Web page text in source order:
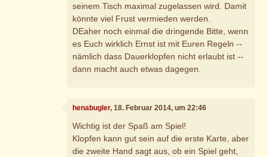
seinem Tisch maximal zugelassen wird. Damit
könnte viel Frust vermieden werden.
DEaher noch einmal die dringende Bitte, wenn
es Euch wirklich Ernst ist mit Euren Regeln --
nämlich dass Dauerklopfen nicht erlaubt ist --
dann macht auch etwas dagegen.
henabugler, 18. Februar 2014, um 22:46
Wichtig ist der Spaß am Spiel!
Klopfen kann gut sein auf die erste Karte, aber
die zweite Hand sagt aus, ob ein Spiel geht,